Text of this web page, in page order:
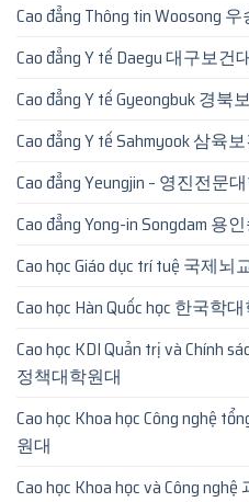
Cao đẳng Thông tin Woosong
Cao đẳng Y tế Daegu 대구보건
Cao đẳng Y tế Gyeongbuk 경북
Cao đẳng Y tế Sahmyook 삼육
Cao đẳng Yeungjin – 영진전문
Cao đẳng Yong-in Songdam 용
Cao học Giáo dục trí tuệ 국제
Cao học Hàn Quốc học 한국학
Cao học KDI Quản trị và Chính
정책대학원대
Cao học Khoa học Công nghệ
원대
Cao học Khoa học và Công